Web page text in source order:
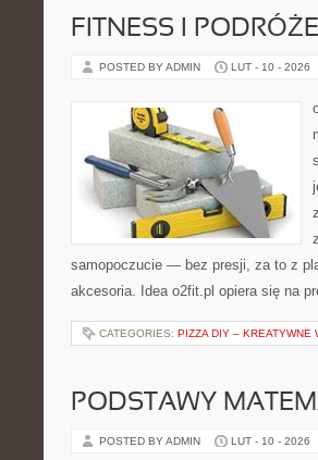
FITNESS I PODRÓŻE
POSTED BY ADMIN LUT - 10 - 2026
samopoczucie — bez presji, za to z
akcesoria. Idea o2fit.pl opiera się na
CATEGORIES: PIZZA DIY – KREATYWNE
PODSTAWY
POSTED BY ADMIN LUT - 10 - 2026